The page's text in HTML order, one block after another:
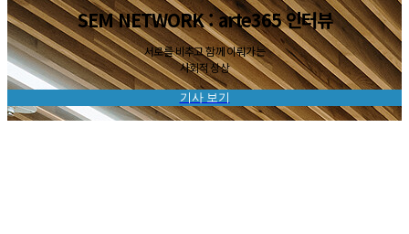
SEM NETWORK : arte365 인터뷰
서로를 비추고 함께 이뤄가는
사회적 상상
기사 보기